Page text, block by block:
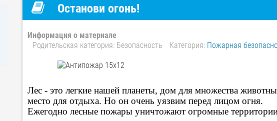
Останови огонь!
Информация о материале
Родительская категория: Безопасность Категория: Пожарная
Лес - это легкие нашей планеты, дом для множества
место для отдыха. Но он очень уязвим перед лицом огня.
Ежегодно лесные пожары уничтожают огромные